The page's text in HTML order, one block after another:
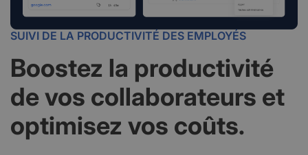
SUIVI DE LA PRODUCTIVITÉ DES EMPLOYÉS
Boostez la productivité
de vos collaborateurs et
optimisez vos coûts.